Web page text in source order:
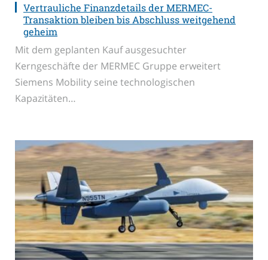
Vertrauliche Finanzdetails der MERMEC-
Transaktion bleiben bis Abschluss weitgehend
geheim
Mit dem geplanten Kauf ausgesuchter
Kerngeschäfte der MERMEC Gruppe erweitert
Siemens Mobility seine technologischen
Kapazitäten…